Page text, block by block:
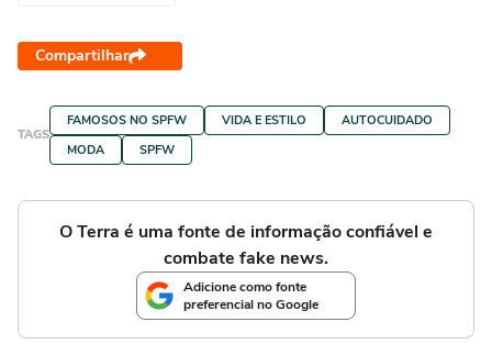
Compartilhar
TAGS
FAMOSOS NO SPFW VIDA E ESTILO
AUTOCUIDADO
MODA
SPFW
O Terra é uma fonte de informação confiável e
combate fake news.
Adicione como fonte
preferencial no Google